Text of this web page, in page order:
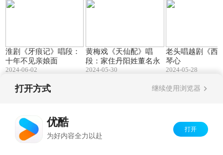
淮剧《牙痕记》唱段：
十年不见亲娘面
2024-06-02
黄梅戏《天仙配》唱
段：家住丹阳姓董名永
2024-05-30
老头唱越剧《西
琴心
2024-05-28
打开方式 继续使用浏览器
优酷
为好内容全力以赴
打开